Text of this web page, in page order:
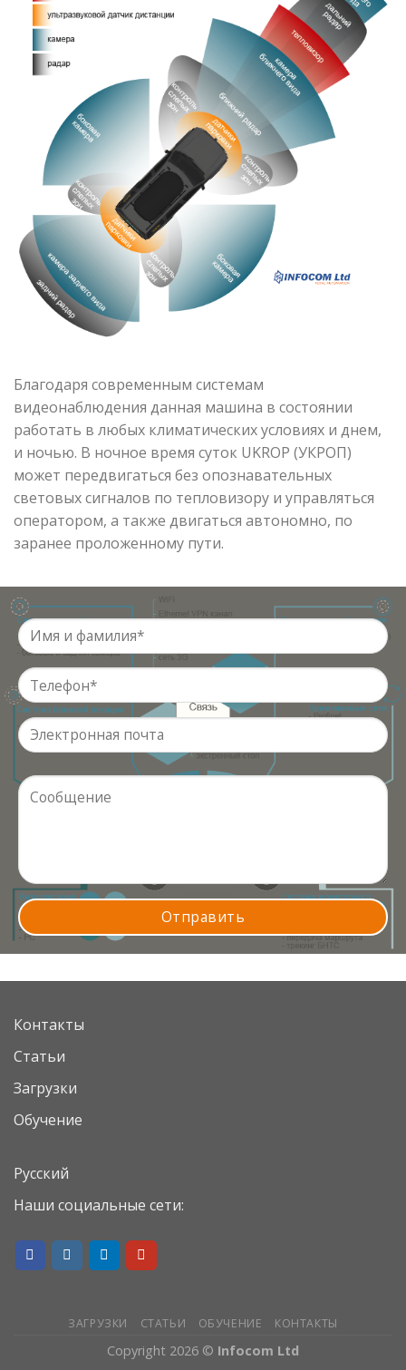
Благодаря современным системам
видеонаблюдения данная машина в состоянии
работать в любых климатических условиях и днем,
и ночью. В ночное время суток UKROP (УКРОП)
может передвигаться без опознавательных
световых сигналов по тепловизору и управляться
оператором, а также двигаться автономно, по
заранее проложенному пути.
Контакты
Статьи
Загрузки
Обучение
Русский
Наши социальные сети:
ЗАГРУЗКИ СТАТЬИ ОБУЧЕНИЕ КОНТАКТЫ
Copyright 2026 © Infocom Ltd